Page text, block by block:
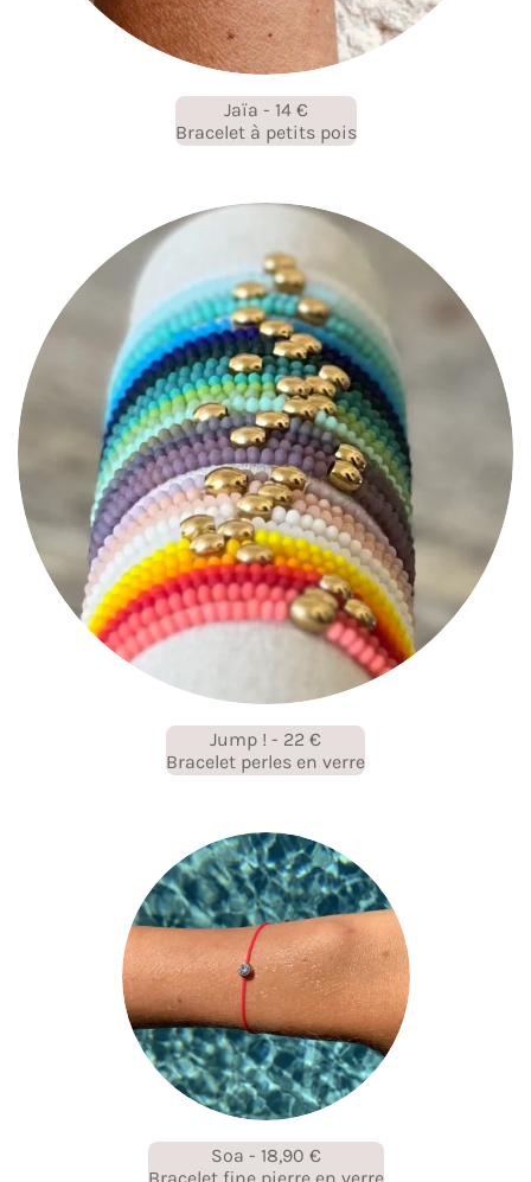
Jaïa - 14 €
Bracelet à petits pois
Jump ! - 22 €
Bracelet perles en verre
Soa - 18,90 €